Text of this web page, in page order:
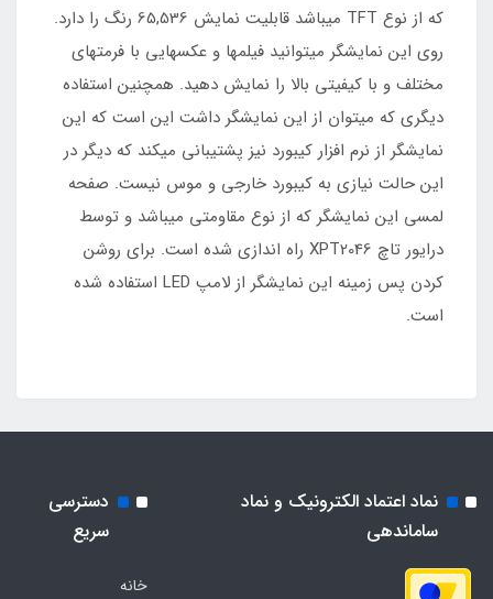
که از نوع TFT میباشد قابلیت نمایش 65,536 رنگ را دارد.
روی این نمایشگر میتوانید فیلمها و عکسهایی با فرمتهای
مختلف و با کیفیتی بالا را نمایش دهید. همچنین استفاده
دیگری که میتوان از این نمایشگر داشت این است که این
نمایشگر از نرم افزار کیبورد نیز پشتیبانی میکند که دیگر در
این حالت نیازی به کیبورد خارجی و موس نیست. صفحه
لمسی این نمایشگر که از نوع مقاومتی میباشد و توسط
درایور تاچ XPT2046 راه اندازی شده است. برای روشن
کردن پس زمینه این نمایشگر از لامپ LED استفاده شده
است.
نماد اعتماد الکترونیک و نماد
ساماندهی
دسترسی
سریع
خانه